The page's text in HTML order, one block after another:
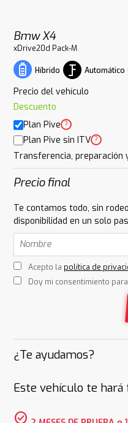
Bmw X4
xDrive20d Pack-M
Híbrido Automático
Precio del vehículo
Descuento
Plan Pive ?
Plan Pive sin ITV ?
Transferencia,
Precio final
Te contamos todo, sin
disponibilidad en un solo
Acepto la política de
Doy mi consentimiento
¿Te ayudamos?
Este vehículo te hará
check_circle